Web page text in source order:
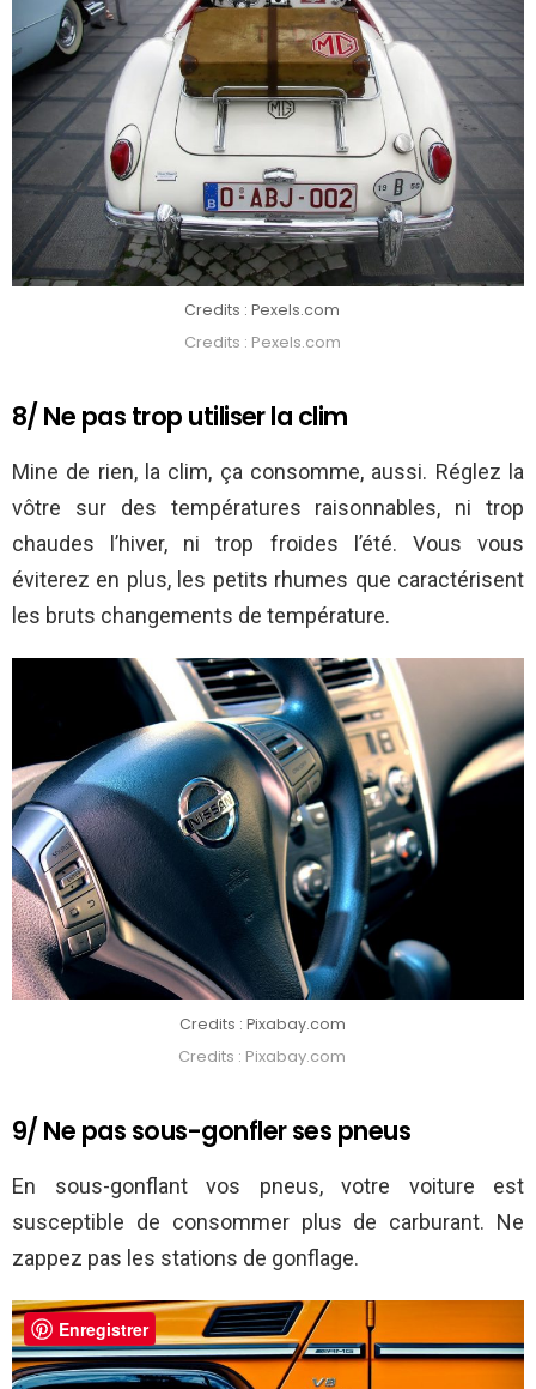
Credits : Pexels.com
Credits : Pexels.com
8/ Ne pas trop utiliser la clim
Mine de rien, la clim, ça consomme, aussi. Réglez la
vôtre sur des températures raisonnables, ni trop
chaudes l’hiver, ni trop froides l’été. Vous vous
éviterez en plus, les petits rhumes que caractérisent
les bruts changements de température.
Credits : Pixabay.com
Credits : Pixabay.com
9/ Ne pas sous-gonfler ses pneus
En sous-gonflant vos pneus, votre voiture est
susceptible de consommer plus de carburant. Ne
zappez pas les stations de gonflage.
Enregistrer